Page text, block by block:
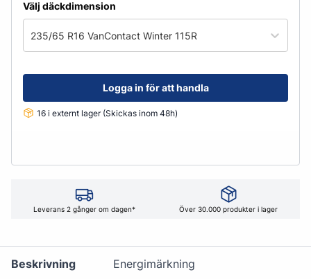
Välj däckdimension
235/65 R16 VanContact Winter 115R
Logga in för att handla
16 i externt lager (Skickas inom 48h)
Leverans 2 gånger om dagen* Över 30.000 produkter i lager
Beskrivning Energimärkning